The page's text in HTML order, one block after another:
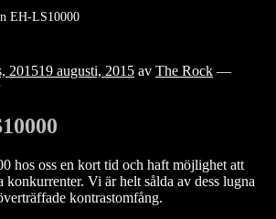
EH-LS10000
201519 augusti, 2015 av The Rock —
hos oss en kort tid och haft möjlighet att
konkurrenter. Vi är helt sålda av dess lugna
kontrastomfång.